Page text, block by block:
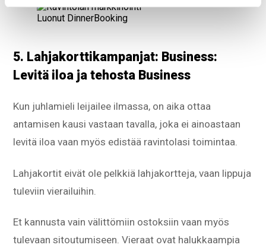
Luonut DinnerBooking
5. Lahjakorttikampanjat: Business:
Levitä iloa ja tehosta Business
Kun juhlamieli leijailee ilmassa, on aika ottaa
antamisen kausi vastaan tavalla, joka ei ainoastaan
levitä iloa vaan myös edistää ravintolasi toimintaa.
Lahjakortit eivät ole pelkkiä lahjakortteja, vaan lippuja
tuleviin vierailuihin.
Et kannusta vain välittömiin ostoksiin vaan myös
tulevaan sitoutumiseen. Vieraat ovat halukkaampia